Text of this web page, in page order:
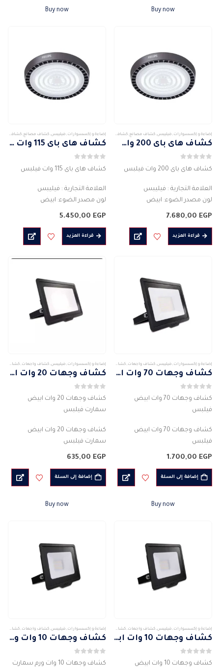
Buy now
Buy now
إضاءة و إكسسوارات , فيليبس, كشاف مصانع, كشافات كشافات خارجى
كشاف هاى باى 200 وات فيلبس
من 5
كشاف هاى باى 200 وات فيلبس
العلامة التجارية : فيليبس
لون مصدر الضوء: ابيض
نوع محرك مصدر الضوء: LED
ساعة
مادة الغلاف: الألومنيوم
7.680,00 EGP
قراءة المزيد
إضاءة و إكسسوارات , فيليبس, كشاف مصانع, كشافات
كشاف هاى باى 115 وات فيلبس
من 5
كشاف هاى باى 115 وات فيلبس
العلامة التجارية : فيليبس
لون مصدر الضوء: ابيض
نوع محرك مصدر الضوء: LED
ساعة
مادة الغلاف: الألومنيوم
جهد الإدخال: 220…
5.450,00 EGP
قراءة المزيد
إضاءة و إكسسوارات , فيليبس, كشاف واجهات , كشافات كشافات خارجى
كشاف وجهات 70 وات ابيض فيلبس
من 5
كشاف وجهات 70 وات ابيض
فيلبس
كشاف وجهات 70 وات ابيض
فيلبس
الماركة : PHILIPS
لون مصدر الضوء : ابيض
اللون : أسود
1.700,00 EGP
إضافة إلى السلة
Buy now
إضاءة و إكسسوارات , فيليبس, كشاف واجهات , كشافات
كشاف وجهات 20 وات ابيض سمارت فيلبس
من 5
كشاف وجهات 20 وات ابيض
سمارت فيلبس
كشاف وجهات 20 وات ابيض
سمارت فيلبس
الماركة : PHILIPS
لون مصدر الضوء : ابيض
اللون : أسود
635,00 EGP
إضافة إلى السلة
Buy now
إضاءة و إكسسوارات , فيليبس, كشاف واجهات , كشافات كشافات خارجى
كشاف وجهات 10 وات ابيض سمارت فليبس
من 5
كشاف وجهات 10 وات ابيض
إضاءة و إكسسوارات , فيليبس, كشاف واجهات , كشافات
كشاف وجهات 10 وات ورم سمارت فليبس
من 5
كشاف وجهات 10 وات ورم سمارت